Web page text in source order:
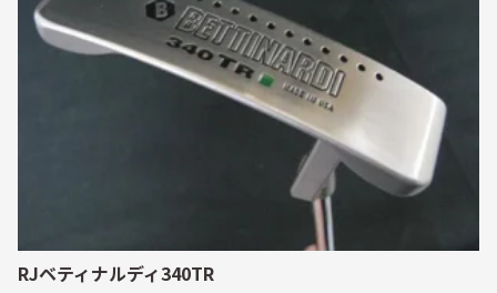
RJベティナルディ340TR